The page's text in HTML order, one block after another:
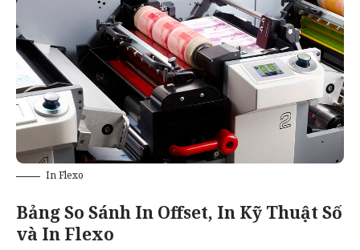
In Flexo
Bảng So Sánh In Offset, In Kỹ Thuật Số
và In Flexo